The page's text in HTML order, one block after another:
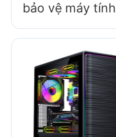
bảo vệ máy tính
của bạn trong
nguồn phù hợp